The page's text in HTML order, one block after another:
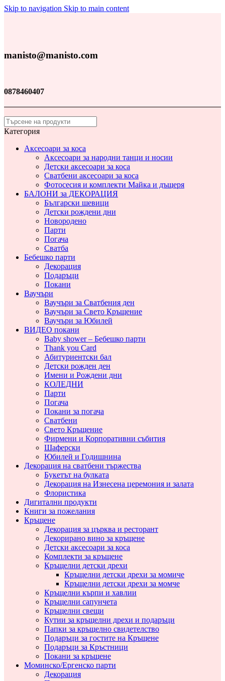
Skip to navigation Skip to main content
manisto@manisto.com
0878460407
Категория
Аксесоари за коса
Аксесоари за народни танци и носии
Детски аксесоари за коса
Сватбени аксесоари за коса
Фотосесия и комплекти Майка и дъщеря
БАЛОНИ за ДЕКОРАЦИЯ
Български шевици
Детски рождени дни
Новородено
Парти
Погача
Сватба
Бебешко парти
Декорация
Подаръци
Покани
Ваучъри
Ваучъри за Сватбения ден
Ваучъри за Свето Кръщение
Ваучъри за Юбилей
ВИДЕО покани
Baby shower – Бебешко парти
Thank you Card
Абитуриентски бал
Детски рожден ден
Имени и Рождени дни
КОЛЕДНИ
Парти
Погача
Покани за погача
Сватбени
Свето Кръщение
Фирмени и Корпоративни събития
Шаферски
Юбилей и Годишнина
Декорация на сватбени тържества
Букетът на булката
Декорация на Изнесена церемония и залата
Флористика
Дигитални продукти
Книги за пожелания
Кръщене
Декорация за църква и ресторант
Декорирано вино за кръщене
Детски аксесоари за коса
Комплекти за кръщене
Кръщелни детски дрехи
Кръщелни детски дрехи за момиче
Кръщелни детски дрехи за момче
Кръщелни кърпи и хавлии
Кръщелни сапунчета
Кръщелни свещи
Кутии за кръщелни дрехи и подаръци
Папки за кръщелно свидетелство
Подаръци за гостите на Кръщене
Подаръци за Кръстници
Покани за кръщене
Моминско/Ергенско парти
Декорация